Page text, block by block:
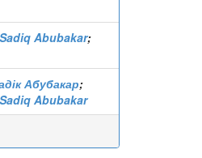
Abubakar;
Абубакар;
Abubakar